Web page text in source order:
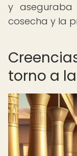
y aseguraba
cosecha y la
torno a